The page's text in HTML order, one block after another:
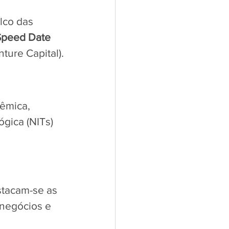
das
Date
Capital).
(NITs)
se as
e